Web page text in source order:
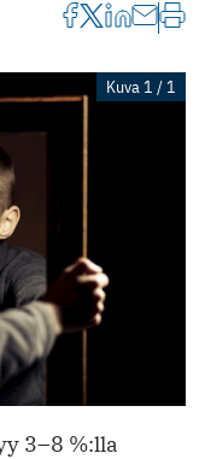
Kuva 1 / 1
3–8 %:lla